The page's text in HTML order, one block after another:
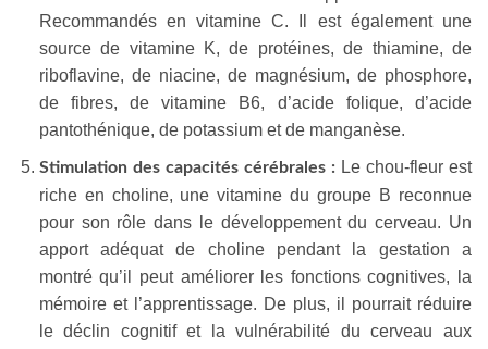
Recommandés en vitamine C. Il est également une
source de vitamine K, de protéines, de thiamine, de
riboflavine, de niacine, de magnésium, de phosphore,
de fibres, de vitamine B6, d’acide folique, d’acide
pantothénique, de potassium et de manganèse.
Stimulation des capacités cérébrales :Le chou-fleur est
riche en choline, une vitamine du groupe B reconnue
pour son rôle dans le développement du cerveau. Un
apport adéquat de choline pendant la gestation a
montré qu’il peut améliorer les fonctions cognitives, la
mémoire et l’apprentissage. De plus, il pourrait réduire
le déclin cognitif et la vulnérabilité du cerveau aux